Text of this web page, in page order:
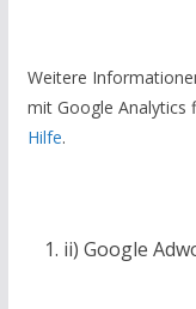
Weitere
mit Google Analytics
Hilfe.
ii) Google